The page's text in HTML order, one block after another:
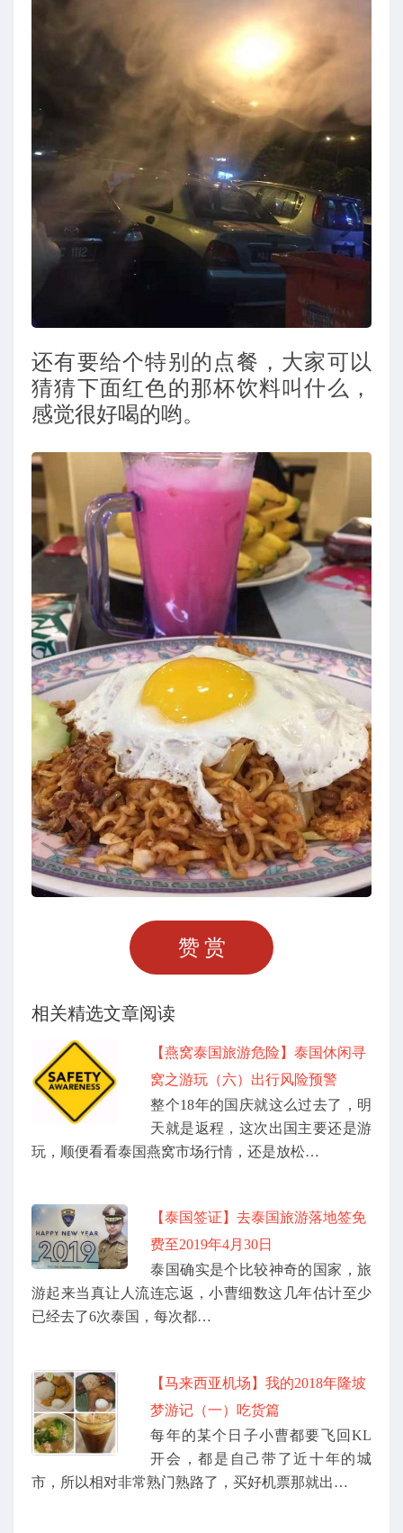
还有要给个特别的点餐，大家可以
猜猜下面红色的那杯饮料叫什么，
感觉很好喝的哟。
赞赏
相关精选文章阅读
【燕窝泰国旅游危险】泰国休闲寻
窝之游玩（六）出行风险预警
整个18年的国庆就这么过去了，明
天就是返程，这次出国主要还是游
玩，顺便看看泰国燕窝市场行情，还是放松…
【泰国签证】去泰国旅游落地签免
费至2019年4月30日
泰国确实是个比较神奇的国家，旅
游起来当真让人流连忘返，小曹细数这几年估计至少
已经去了6次泰国，每次都…
【马来西亚机场】我的2018年隆坡
梦游记（一）吃货篇
每年的某个日子小曹都要飞回KL
开会，都是自己带了近十年的城
市，所以相对非常熟门熟路了，买好机票那就出…